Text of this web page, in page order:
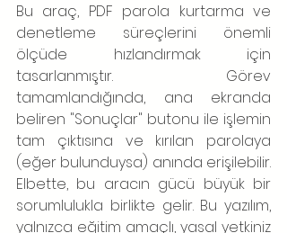
Bu araç, PDF parola kurtarma ve
denetleme süreçlerini önemli
ölçüde hızlandırmak için
tasarlanmıştır. Görev
tamamlandığında, ana ekranda
beliren "Sonuçlar" butonu ile işlemin
tam çıktısına ve kırılan parolaya
(eğer bulunduysa) anında erişilebilir.
Elbette, bu aracın gücü büyük bir
sorumlulukla birlikte gelir. Bu yazılım,
yalnızca eğitim amaçlı, yasal yetkiniz